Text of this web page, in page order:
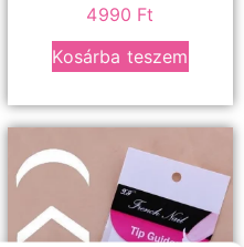
4990 Ft
Kosárba teszem